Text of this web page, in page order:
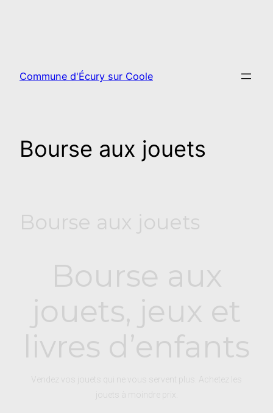
Commune d'Écury sur Coole
Bourse aux jouets
Bourse aux jouets
Bourse aux
jouets, jeux et
livres d’enfants
Vendez vos jouets qui ne vous servent plus. Achetez les
jouets à moindre prix.